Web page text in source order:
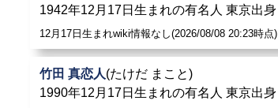
1942年12月17日生まれの有名人 東京出身
12月17日生まれwiki情報なし(2026/08/08 20:23時点)
竹田 真恋人(たけだ まこと)
1990年12月17日生まれの有名人 東京出身